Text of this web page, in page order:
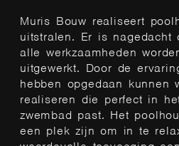
Muris Bouw realiseert
uitstralen. Er is
alle werkzaamheden
uitgewerkt. Door de
hebben opgedaan kunnen
realiseren die perfect in
zwembad past. Het
een plek zijn om in te